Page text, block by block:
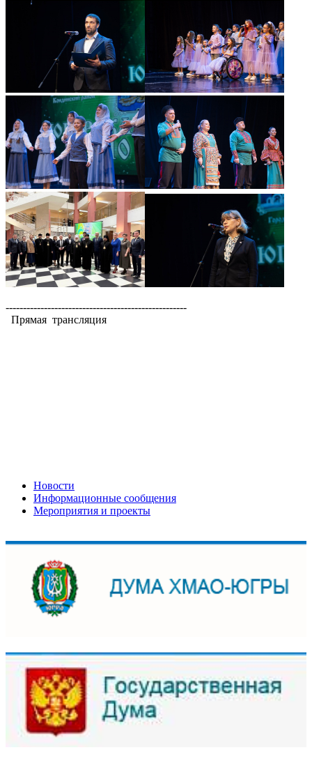
----------------------------------------------------
Прямая трансляция
Новости
Информационные сообщения
Мероприятия и проекты